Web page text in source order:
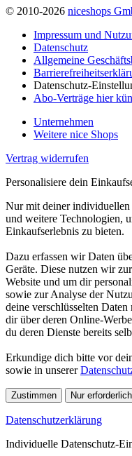
© 2010-2026 niceshops
Impressum und
Datenschutz
Allgemeine
Datenschutz-
Abo-Verträge hier
Unternehmen
Weitere nice Shops
Vertrag widerrufen
Personalisiere dein
Nur mit deiner
und weitere Technologien,
Einkaufserlebnis zu bieten.
Dazu erfassen wir Daten
Geräte. Diese nutzen wir
Website und um dir
sowie zur Analyse der
deine verschlüsselten
dir über deren Online-
du deren Dienste bereits
Erkundige dich bitte vor
sowie in unserer
Zustimmen Nur
Datenschutzerklärung
Individuelle Datenschutz-